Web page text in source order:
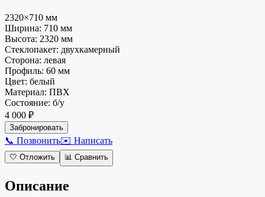
2320×710 мм
Ширина: 710 мм
Высота: 2320 мм
Стеклопакет: двухкамерный
Сторона: левая
Профиль: 60 мм
Цвет: белый
Материал: ПВХ
Состояние: б/у
4 000 ₽
Забронировать
📞 Позвонить✉️ Написать
🤍 Отложить 📊 Сравнить
Описание